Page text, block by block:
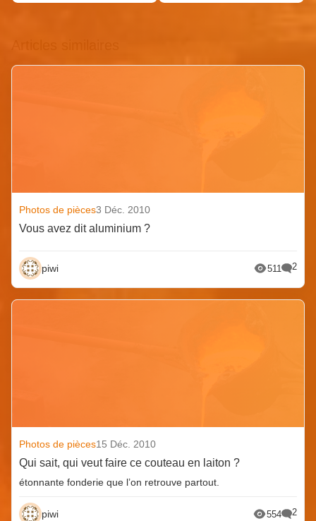
Photos de pièces3 Déc. 2010
Vous avez dit aluminium ?
piwi 511 2
Photos de pièces15 Déc. 2010
Qui sait, qui veut faire ce couteau en laiton ?
étonnante fonderie que l’on retrouve partout.
piwi 554 2